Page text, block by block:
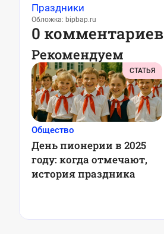
Праздники
Обложка: bipbap.ru
0 комментариев
Рекомендуем
СТАТЬЯ
Общество
День пионерии в 2025
году: когда отмечают,
история праздника